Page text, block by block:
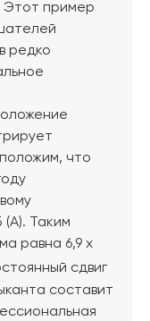
Этот пример
редко
что
(А). Таким
равна 6,9 x
сдвиг
составит